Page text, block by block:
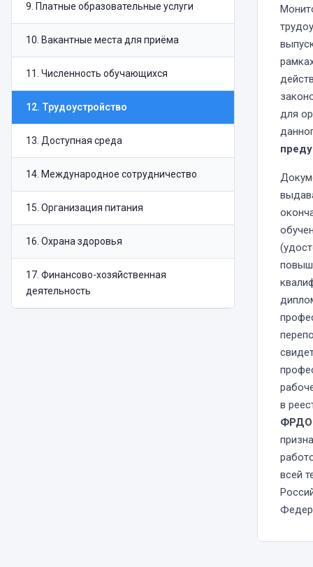
9 Платные образовательные услуги
10 Вакантные места для приёма
11 Численность обучающихся
12. Трудоустройство
13 Доступная среда
14 Международное сотрудничество
15 Организация питания
16 Охрана здоровья
17 Финансово-хозяйственная
деятельность
для
в
ФРДО
всей